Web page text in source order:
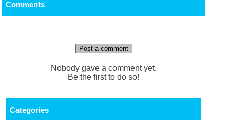
Comments
Post a comment
Nobody gave a comment yet.
Be the first to do so!
Categories